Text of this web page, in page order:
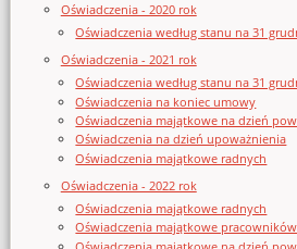
Oświadczenia - 2020 rok
Oświadczenia według stanu na 31
Oświadczenia - 2021 rok
Oświadczenia według stanu na 31
Oświadczenia na koniec umowy
Oświadczenia majątkowe na dzień
Oświadczenia na dzień upoważnienia
Oświadczenia majątkowe radnych
Oświadczenia - 2022 rok
Oświadczenia majątkowe radnych
Oświadczenia majątkowe pracowników